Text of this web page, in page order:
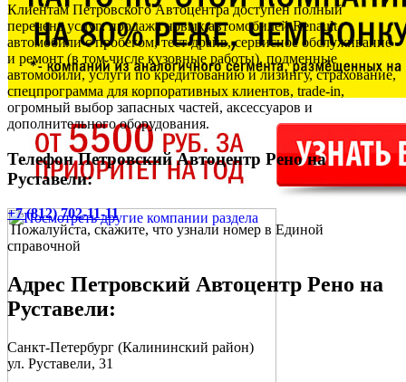
Клиентам Петровского Автоцентра доступен полный
перечень услуг: продажа новых автомобилей Renault,
автомобили с пробегом, тест-драйв, сервисное обслуживание
и ремонт (в том числе кузовные работы), подменные
автомобили, услуги по кредитованию и лизингу, страхование,
спецпрограмма для корпоративных клиентов, trade-in,
огромный выбор запасных частей, аксессуаров и
дополнительного оборудования.
Телефон Петровский Автоцентр Рено на
Руставели:
+7 (812) 702-11-11
Пожалуйста, скажите, что узнали номер в Единой
справочной
Адрес Петровский Автоцентр Рено на
Руставели:
Санкт-Петербург (Калининский район)
ул. Руставели, 31